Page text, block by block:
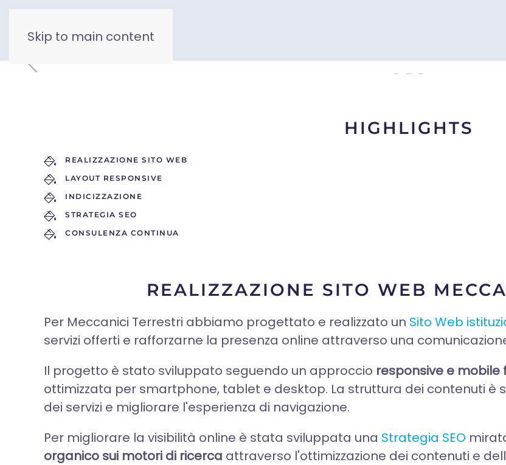
Skip to main content
HIGHLIGHTS
REALIZZAZIONE SITO WEB
LAYOUT RESPONSIVE
INDICIZZAZIONE
STRATEGIA SEO
CONSULENZA CONTINUA
REALIZZAZIONE SITO WEB
Per Meccanici Terrestri abbiamo progettato e realizzato un Sito Web
servizi offerti e rafforzarne la presenza online attraverso una
Il progetto è stato sviluppato seguendo un approccio responsive e mobile
ottimizzata per smartphone, tablet e desktop. La struttura dei contenuti
dei servizi e migliorare l'esperienza di navigazione.
Per migliorare la visibilità online è stata sviluppata una Strategia SEO
organico sui motori di ricerca attraverso l'ottimizzazione dei contenuti e